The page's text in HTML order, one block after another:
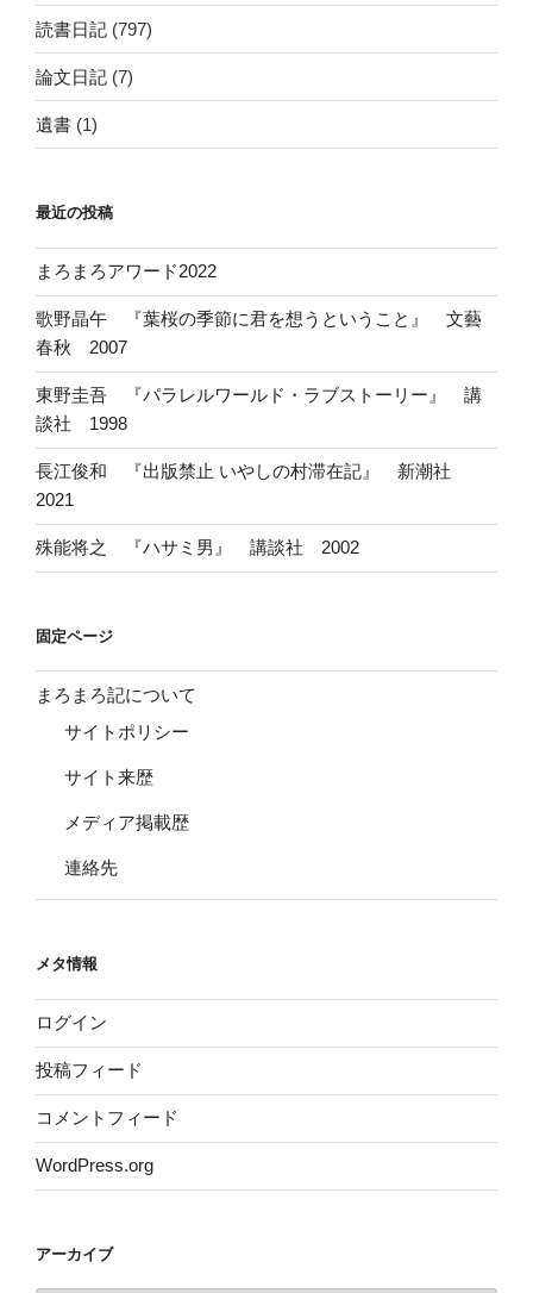
読書日記 (797)
論文日記 (7)
遺書 (1)
最近の投稿
まろまろアワード2022
歌野晶午 『葉桜の季節に君を想うということ』 文藝
春秋 2007
東野圭吾 『パラレルワールド・ラブストーリー』 講
談社 1998
長江俊和 『出版禁止 いやしの村滞在記』 新潮社
2021
殊能将之 『ハサミ男』 講談社 2002
固定ページ
まろまろ記について
サイトポリシー
サイト来歴
メディア掲載歴
連絡先
メタ情報
ログイン
投稿フィード
コメントフィード
WordPress.org
アーカイブ